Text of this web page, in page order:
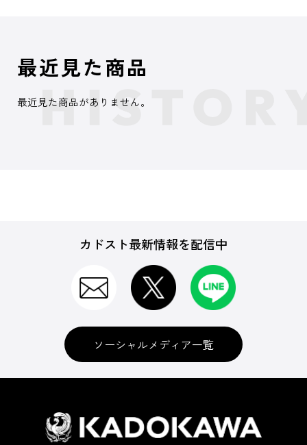
最近見た商品
最近見た商品がありません。
カドスト最新情報を配信中
ソーシャルメディア一覧